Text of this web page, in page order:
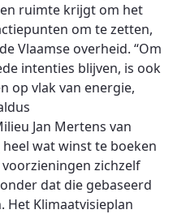
ruimte krijgt om het
om te zetten,
Vlaamse overheid. “Om
intenties blijven, is ook
op vlak van energie,
Jan Mertens van
heel wat winst te boeken
zichzelf
dat die gebaseerd
Het Klimaatvisieplan